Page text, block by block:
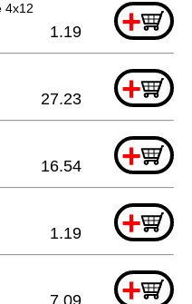
4x12 +
1.19
+
27.23
+
16.54
+
1.19
+